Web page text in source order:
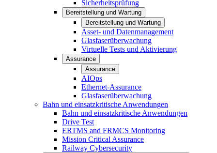
Sicherheitsprüfung
Bereitstellung und Wartung
Bereitstellung und Wartung
Asset- und Datenmanagement
Glasfaserüberwachung
Virtuelle Tests und Aktivierung
Assurance
Assurance
AIOps
Ethernet-Assurance
Glasfaserüberwachung
Bahn und einsatzkritische Anwendungen
Bahn und einsatzkritische Anwendungen
Drive Test
ERTMS and FRMCS Monitoring
Mission Critical Assurance
Railway Cybersecurity